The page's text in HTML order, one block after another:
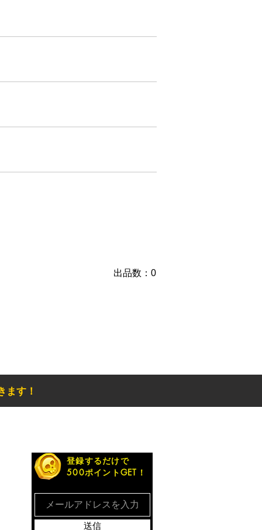
​出品数：0
ます！
登録するだけで
500ポイントGET！
送信